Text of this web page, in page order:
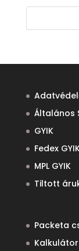
Általános
GYIK
Fedex
MPL GYIK
Tiltott
Packeta
Kalkulátor